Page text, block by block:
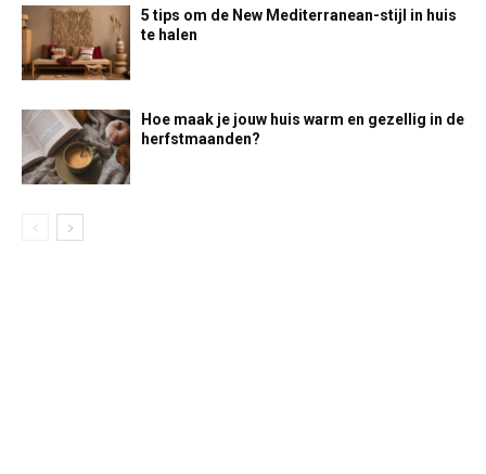
5 tips om de New Mediterranean-stijl in huis
te halen
Hoe maak je jouw huis warm en gezellig in de
herfstmaanden?